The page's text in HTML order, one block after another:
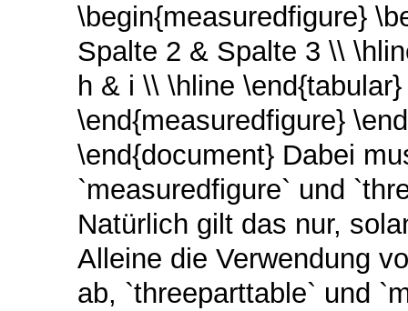
\begin{measuredfigure}
Spalte 2 & Spalte 3 \\
h & i \\ \hline
\end{measuredfigure}
\end{document} Dabei
`measuredfigure` und
Natürlich gilt das nur,
Alleine die Verwendung
ab, `threeparttable` und